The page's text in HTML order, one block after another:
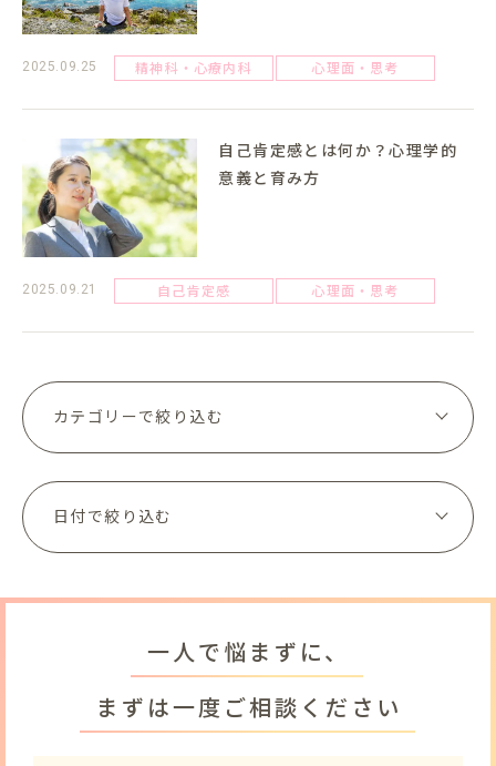
2025.09.25 精神科・心療内科 心理面・思考
自己肯定感とは何か？心理学的
意義と育み方
2025.09.21 自己肯定感 心理面・思考
一人で悩まずに、
まずは一度ご相談ください